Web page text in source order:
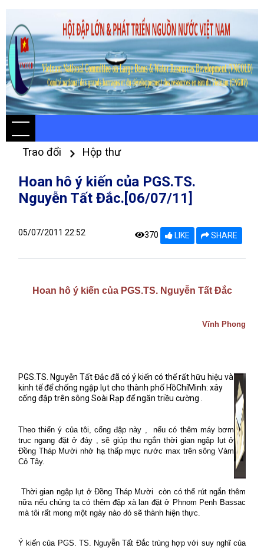
Trao đổi Hộp thư
Hoan hô ý kiến của PGS.TS.
Nguyễn Tất Đắc.[06/07/11]
05/07/2011 22:52 370 LIKE SHARE
Hoan hô ý kiến của PGS.TS. Nguyễn Tất Đắc
Vĩnh Phong
PGS.TS. Nguyễn Tất Đắc đã có ý kiến có thể rất hữu hiệu và
kinh tế để chống ngập lụt cho thành phố HồChíMinh: xây
cống đập trên sông Soài Rạp để ngăn triều cường .
Theo thiển ý của tôi, cống đập này ,
nếu có thêm máy bơm
trục ngang đặt ở đáy , sẽ giúp thu ngắn thời gian ngập lụt ở
Đồng Tháp Mười nhờ hạ thấp mực nước max trên sông Vàm
Cỏ Tây.
Thời gian ngập lụt ở Đồng Tháp Mười
còn có thể rút ngắn thêm
nữa nếu chúng ta có thêm đập xà lan đặt ở Phnom Penh Bassac
mà tôi rất mong một ngày nào đó sẽ thành hiện thực.
Ý kiến của PGS. TS. Nguyễn Tất Đắc trùng hợp với suy nghĩ của